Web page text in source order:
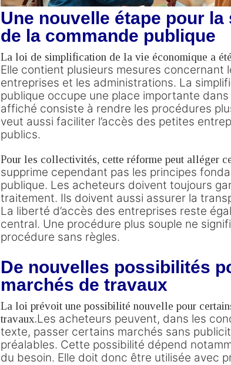
Une nouvelle étape pour
de la commande publique
La loi de simplification de la vie économique a
Elle contient plusieurs mesures concernant
entreprises et les administrations. La
publique occupe une place importante
affiché consiste à rendre les procédures
veut aussi faciliter l’accès des petites
publics.
Pour les collectivités, cette réforme peut alléger
supprime cependant pas les principes
publique. Les acheteurs doivent toujours
traitement. Ils doivent aussi assurer la
La liberté d’accès des entreprises reste
central. Une procédure plus souple ne
procédure sans règles.
De nouvelles possibilités
marchés de travaux
La loi prévoit une possibilité nouvelle pour
travaux.Les acheteurs peuvent, dans les
texte, passer certains marchés sans
préalables. Cette possibilité dépend
du besoin. Elle doit donc être utilisée avec